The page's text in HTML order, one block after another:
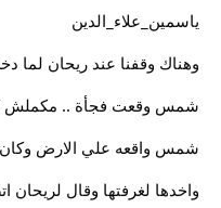
ياسمين_علاء_الدين
وهناك وقفنا عند ريحان لما
شمس وقعت فجأة .. مكملش
شمس واقعه علي الارض وكان
واخدها لغرفتها وقال لريحان